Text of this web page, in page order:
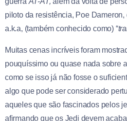
piloto da resistência, Poe Dameron,
a.k.a, (também conhecido como) “
Muitas cenas incríveis foram
pouquíssimo ou quase nada sobre
como se isso já não fosse o
algo que pode ser considerado
aqueles que são fascinados pelos
afirmando que os Jedi devem